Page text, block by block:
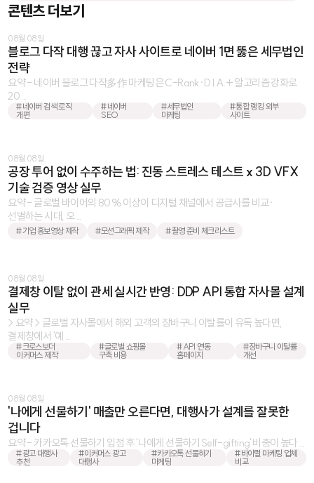
콘텐츠 더보기
08월 08일
블로그 다작 대행 끊고 자사 사이트로 네이버 1면 뚫은 세무법인
전략
요약 - 네이버 블로그 다작多作 마케팅은 C-Rank·D.I.A.+ 알고리즘 강화로
20 ...
#네이버 검색 로직
개편
#네이버
SEO
#세무법인
마케팅
#통합 랭킹 외부
사이트
08월 08일
공장 투어 없이 수주하는 법: 진동 스트레스 테스트 x 3D VFX
기술 검증 영상 실무
요약 - 글로벌 바이어의 80% 이상이 디지털 채널에서 공급사를 비교·
선별하는 시대, 오 ...
#기업 홍보영상 제작 #모션그래픽 제작 #촬영 준비 체크리스트
08월 08일
결제창 이탈 없이 관세 실시간 반영: DDP API 통합 자사몰 설계
실무
> 요약 > 글로벌 자사몰에서 해외 고객의 장바구니 이탈률이 유독 높다면,
결제창에서 '예 ...
#크로스보더
이커머스 제작
#글로벌 쇼핑몰
구축 비용
#API 연동
홈페이지
#장바구니 이탈률
개선
08월 08일
'나에게 선물하기' 매출만 오른다면, 대행사가 설계를 잘못한
겁니다
요약 - 카카오톡 선물하기 입점 후 '나에게 선물하기Self-gifting' 비중이 높다 ...
#광고 대행사
추천
#이커머스 광고
대행사
#카카오톡 선물하기
마케팅
#바이럴 마케팅 업체
비교